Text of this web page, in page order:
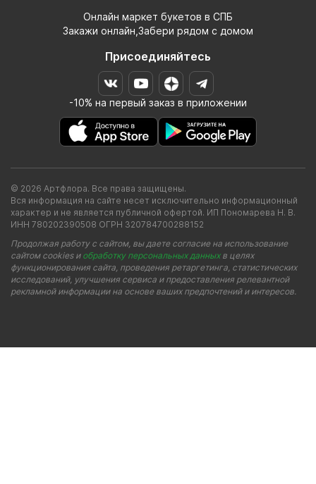
Онлайн маркет букетов в СПБ
Закажи онлайн,Забери рядом с домом
Присоединяйтесь
-10% на первый заказ в приложении
© 2026 Артфлора. Все права защищены.
Вся информация на сайте несет исключительно информационный
характер и не является публичной офертой. ИП Пономарева Н. В.
ИНН 780202390508 ОГРН 320784700288152
Продолжая работу с сайтом, вы даете согласие на использование
сайтом cookies и обработку персональных данныхв целях
функционирования сайта, проведения ретаргетинга, статистических
исследований, улучшения сервиса и предоставления релевантной
рекламной информации на основе ваших предпочтений и интересов.